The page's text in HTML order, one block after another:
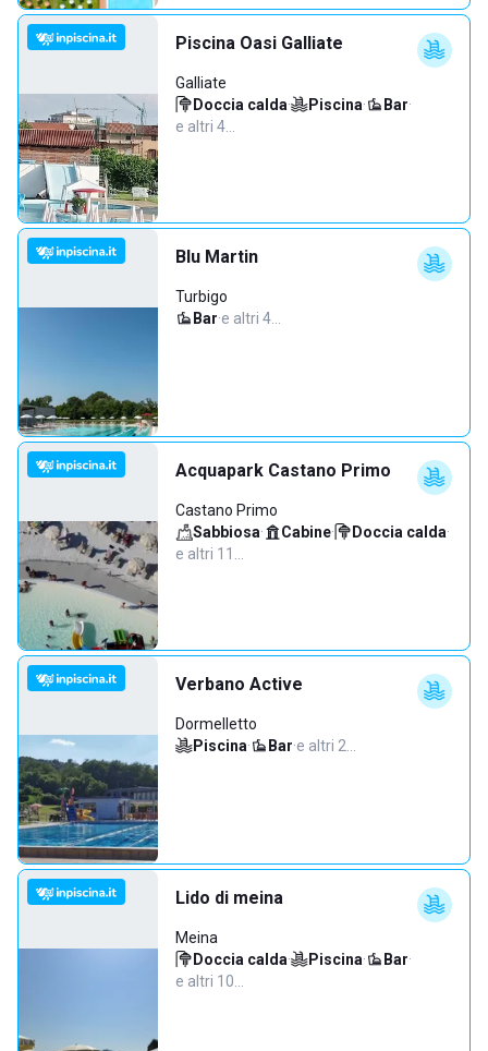
Piscina Oasi Galliate
Galliate
Doccia calda· Piscina· Bar·
e altri 4…
Blu Martin
Turbigo
Bar·e altri 4…
Acquapark Castano Primo
Castano Primo
Sabbiosa· Cabine· Doccia calda·
e altri 11…
Verbano Active
Dormelletto
Piscina· Bar·e altri 2…
Lido di meina
Meina
Doccia calda· Piscina· Bar·
e altri 10…